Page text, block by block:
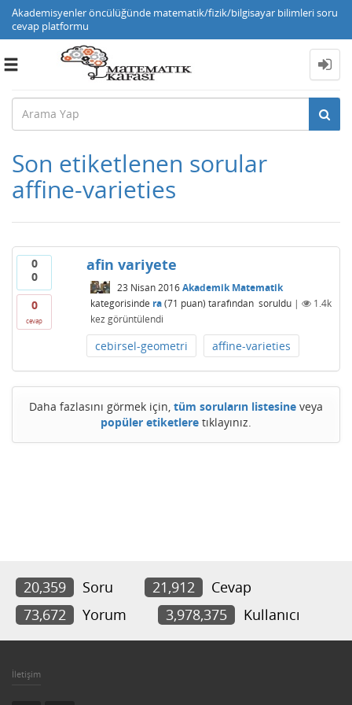
Akademisyenler öncülüğünde matematik/fizik/bilgisayar bilimleri soru
cevap platformu
Toggle
Son etiketlenen sorular
affine-varieties
0
0
0
cevap
afin variyete
23 Nisan 2016 Akademik Matematik
kategorisinde ra (71 puan) tarafından soruldu |
1.4k
kez görüntülendi
cebirsel-geometri affine-varieties
Daha fazlasını görmek için, tüm soruların listesine veya
popüler etiketlere tıklayınız.
20,359 Soru 21,912
Cevap
73,672
Yorum 3,978,375 Kullanıcı
İletişim